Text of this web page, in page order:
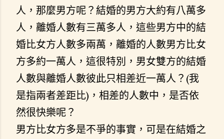
人，那麼男方呢？結婚的男方大約有八萬多
人，離婚人數有三萬多人，這些男方中的結
婚比女方人數多兩萬，離婚的人數男方比女
方多約一萬人，這很特別，男女雙方的結婚
人數與離婚人數彼此只相差近一萬人？(我
是指兩者差距比)，相差的人數中，是否依
然很快樂呢？
男方比女方多是不爭的事實，可是在結婚之